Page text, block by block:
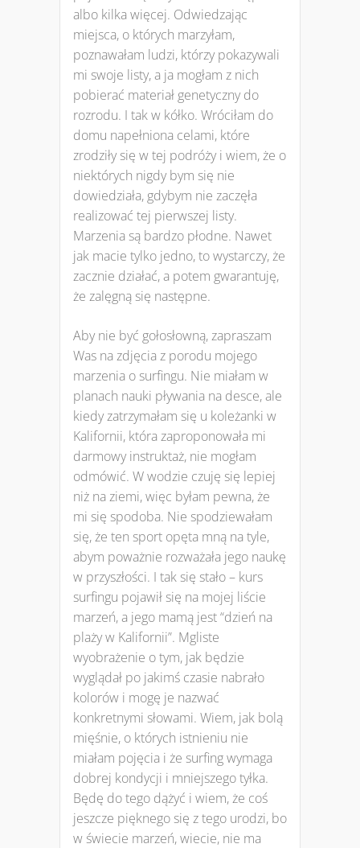
albo kilka więcej. Odwiedzając
miejsca, o których marzyłam,
poznawałam ludzi, którzy pokazywali
mi swoje listy, a ja mogłam z nich
pobierać materiał genetyczny do
rozrodu. I tak w kółko. Wróciłam do
domu napełniona celami, które
zrodziły się w tej podróży i wiem, że o
niektórych nigdy bym się nie
dowiedziała, gdybym nie zaczęła
realizować tej pierwszej listy.
Marzenia są bardzo płodne. Nawet
jak macie tylko jedno, to wystarczy, że
zacznie działać, a potem gwarantuję,
że zalęgną się następne.
Aby nie być gołosłowną, zapraszam
Was na zdjęcia z porodu mojego
marzenia o surfingu. Nie miałam w
planach nauki pływania na desce, ale
kiedy zatrzymałam się u koleżanki w
Kalifornii, która zaproponowała mi
darmowy instruktaż, nie mogłam
odmówić. W wodzie czuję się lepiej
niż na ziemi, więc byłam pewna, że
mi się spodoba. Nie spodziewałam
się, że ten sport opęta mną na tyle,
abym poważnie rozważała jego naukę
w przyszłości. I tak się stało – kurs
surfingu pojawił się na mojej liście
marzeń, a jego mamą jest “dzień na
plaży w Kalifornii”. Mgliste
wyobrażenie o tym, jak będzie
wyglądał po jakimś czasie nabrało
kolorów i mogę je nazwać
konkretnymi słowami. Wiem, jak bolą
mięśnie, o których istnieniu nie
miałam pojęcia i że surfing wymaga
dobrej kondycji i mniejszego tyłka.
Będę do tego dążyć i wiem, że coś
jeszcze pięknego się z tego urodzi, bo
w świecie marzeń, wiecie, nie ma